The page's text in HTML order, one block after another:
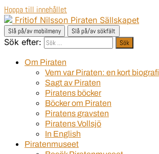
Hoppa till innehållet
Fritiof Nilsson Piraten Sällskapet
Slå på/av mobilmeny Slå på/av sökfält
Sök efter:
Om Piraten
Vem var Piraten: en kort biografi
Sagt av Piraten
Piratens böcker
Böcker om Piraten
Piratens gravsten
Piratens Vollsjö
In English
Piratenmuseet